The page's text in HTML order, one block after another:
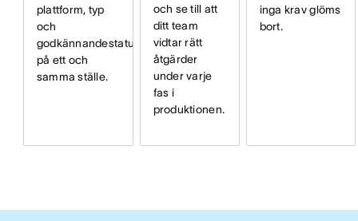
plattform, typ
och
godkännandestatus
på ett och
samma ställe.
och se till att
ditt team
vidtar rätt
åtgärder
under varje
fas i
produktionen.
inga krav glöms
bort.